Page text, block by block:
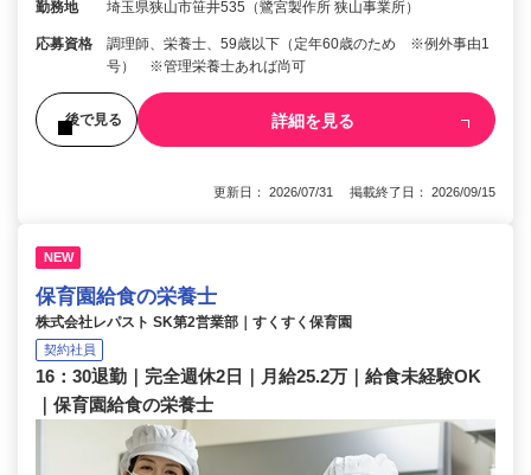
勤務地 埼玉県狭山市笹井535（鷺宮製作所 狭山事業所）
応募資格
調理師、栄養士、59歳以下（定年60歳のため ※例外事由1
号） ※管理栄養士あれば尚可
後で見る 詳細を見る
更新日： 2026/07/31 掲載終了日： 2026/09/15
NEW
保育園給食の栄養士
株式会社レパスト SK第2営業部｜すくすく保育園
契約社員
16：30退勤｜完全週休2日｜月給25.2万｜給食未経験OK
｜保育園給食の栄養士